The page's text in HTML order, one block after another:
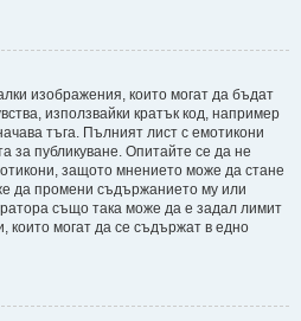
изображения, които могат да бъдат
използвайки кратък код, например
тъга. Пълният лист с емотикони
за публикуване. Опитайте се да не
защото мнението може да стане
да промени съдържанието му или
също така може да е задал лимит
които могат да се съдържат в едно